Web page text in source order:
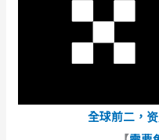
全球前二，